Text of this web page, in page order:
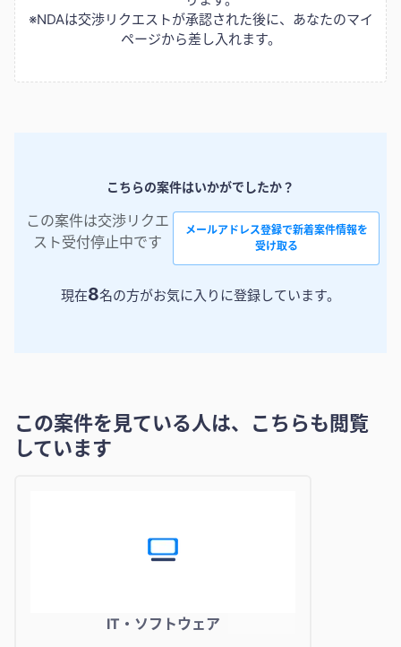
※NDAは交渉リクエストが承認された後に、あなたのマイ
ページから差し入れます。
こちらの案件はいかがでしたか？
この案件は交渉リクエ
スト受付停止中です
メールアドレス登録で新着案件情報を
受け取る
現在8名の方がお気に入りに登録しています。
この案件を見ている人は、こちらも閲覧
しています
IT・ソフトウェア